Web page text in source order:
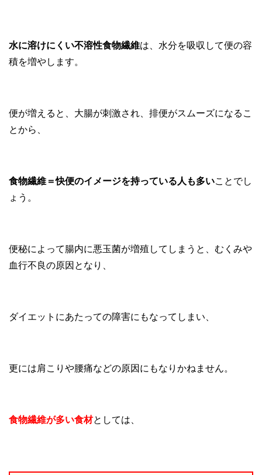
水に溶けにくい不溶性食物繊維は、水分を吸収して便の容
積を増やします。
便が増えると、大腸が刺激され、排便がスムーズになるこ
とから、
食物繊維＝快便のイメージを持っている人も多いことでし
ょう。
便秘によって腸内に悪玉菌が増殖してしまうと、むくみや
血行不良の原因となり、
ダイエットにあたっての障害にもなってしまい、
更には肩こりや腰痛などの原因にもなりかねません。
食物繊維が多い食材としては、